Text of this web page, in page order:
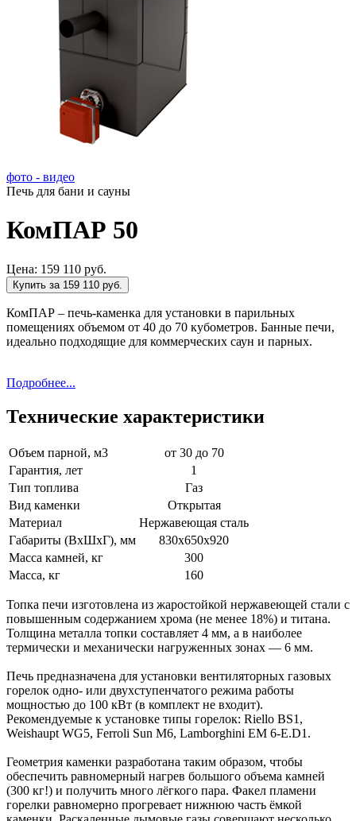
фото - видео
Печь для бани и сауны
КомПАР 50
Цена: 159 110 руб.
Купить за 159 110 руб.
КомПАР – печь-каменка для установки в парильных
помещениях объемом от 40 до 70 кубометров. Банные печи,
идеально подходящие для коммерческих саун и парных.
Подробнее...
Технические характеристики
Объем парной, м3
от 30 до 70
Гарантия, лет
1
Тип топлива
Газ
Вид каменки
Открытая
Материал
Нержавеющая сталь
Габариты (ВхШхГ), мм
830х650х920
Масса камней, кг
300
Масса, кг
160
Топка печи изготовлена из жаростойкой нержавеющей стали с
повышенным содержанием хрома (не менее 18%) и титана.
Толщина металла топки составляет 4 мм, а в наиболее
термически и механически нагруженных зонах — 6 мм.
Печь предназначена для установки вентиляторных газовых
горелок одно- или двухступенчатого режима работы
мощностью до 100 кВт (в комплект не входит).
Рекомендуемые к установке типы горелок: Riello BS1,
Weishaupt WG5, Ferroli Sun M6, Lamborghini EM 6-E.D1.
Геометрия каменки разработана таким образом, чтобы
обеспечить равномерный нагрев большого объема камней
(300 кг!) и получить много лёгкого пара. Факел пламени
горелки равномерно прогревает нижнюю часть ёмкой